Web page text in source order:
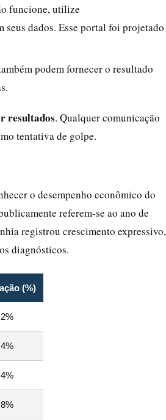
funcione, utilize
dados. Esse portal foi projetado
podem fornecer o resultado
resultados. Qualquer comunicação
tentativa de golpe.
o desempenho econômico do
referem-se ao ano de
registrou crescimento expressivo,
diagnósticos.
(%)